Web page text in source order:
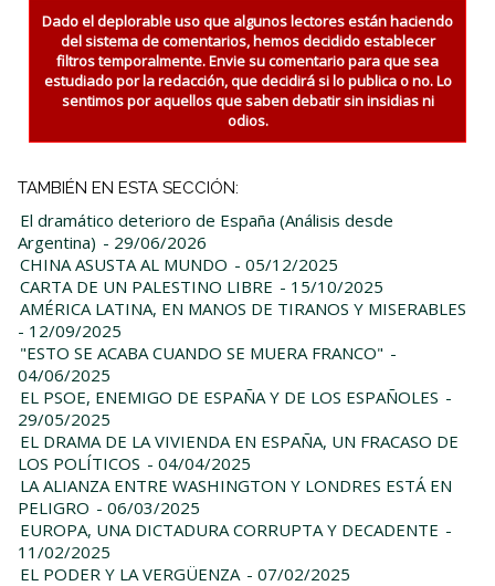
Dado el deplorable uso que algunos lectores están haciendo
del sistema de comentarios, hemos decidido establecer
filtros temporalmente. Envie su comentario para que sea
estudiado por la redacción, que decidirá si lo publica o no. Lo
sentimos por aquellos que saben debatir sin insidias ni
odios.
TAMBIÉN EN ESTA SECCIÓN:
El dramático deterioro de España (Análisis desde
Argentina) - 29/06/2026
CHINA ASUSTA AL MUNDO - 05/12/2025
CARTA DE UN PALESTINO LIBRE - 15/10/2025
AMÉRICA LATINA, EN MANOS DE TIRANOS Y MISERABLES
- 12/09/2025
"ESTO SE ACABA CUANDO SE MUERA FRANCO" -
04/06/2025
EL PSOE, ENEMIGO DE ESPAÑA Y DE LOS ESPAÑOLES -
29/05/2025
EL DRAMA DE LA VIVIENDA EN ESPAÑA, UN FRACASO DE
LOS POLÍTICOS - 04/04/2025
LA ALIANZA ENTRE WASHINGTON Y LONDRES ESTÁ EN
PELIGRO - 06/03/2025
EUROPA, UNA DICTADURA CORRUPTA Y DECADENTE -
11/02/2025
EL PODER Y LA VERGÜENZA - 07/02/2025